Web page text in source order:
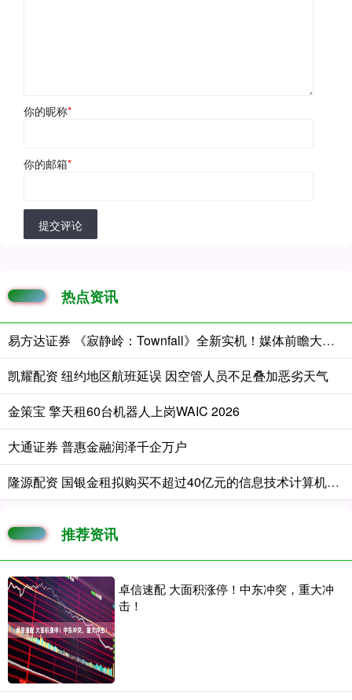
你的昵称*
你的邮箱*
提交评论
热点资讯
易方达证券 《寂静岭：Townfall》全新实机！媒体前瞻大量情报首次曝光
凯耀配资 纽约地区航班延误 因空管人员不足叠加恶劣天气
金策宝 擎天租60台机器人上岗WAIC 2026
大通证券 普惠金融润泽千企万户
隆源配资 国银金租拟购买不超过40亿元的信息技术计算机设备
推荐资讯
卓信速配 大面积涨停！中东冲突，重大冲
击！